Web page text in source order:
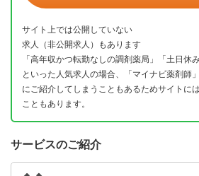
サイト上では公開していない
求人（非公開求人）もあります
「高年収かつ転勤なしの調剤薬局」「土日休
といった人気求人の場合、「マイナビ薬剤師
にご紹介してしまうこともあるためサイトに
こともあります。
サービスのご紹介